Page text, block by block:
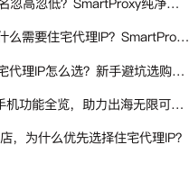
海外SEO排名忽高忽低？SmartProxy纯净住宅IP助力站点权重稳定
价格监控为什么需要住宅代理IP？SmartProxy助力跨境商家实现全球竞品数据采集
海外美国住宅代理IP怎么选？新手避坑选购指南
DuoPlus云手机功能全览，助力出海无限可能！
，为什么优先选择住宅代理IP？